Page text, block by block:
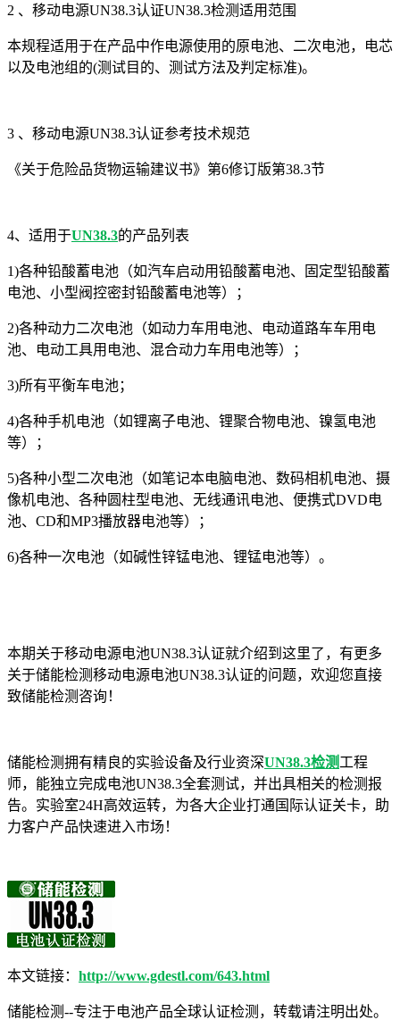
2 、 移动电源UN38.3认证UN38.3检测适用范围
本规程适用于在产品中作电源使用的原电池、二次电池，电芯
以及电池组的(测试目的、测试方法及判定标准)。
3 、移动电源UN38.3认证参考技术规范
《关于危险品货物运输建议书》第6修订版第38.3节
4、适用于UN38.3的产品列表
1)各种铅酸蓄电池（如汽车启动用铅酸蓄电池、固定型铅酸蓄
电池、小型阀控密封铅酸蓄电池等）；
2)各种动力二次电池（如动力车用电池、电动道路车车用电
池、电动工具用电池、混合动力车用电池等）；
3)所有平衡车电池；
4)各种手机电池（如锂离子电池、锂聚合物电池、镍氢电池
等）；
5)各种小型二次电池（如笔记本电脑电池、数码相机电池、摄
像机电池、各种圆柱型电池、无线通讯电池、便携式DVD电
池、CD和MP3播放器电池等）；
6)各种一次电池（如碱性锌锰电池、锂锰电池等）。
本期关于移动电源电池UN38.3认证就介绍到这里了，有更多
关于储能检测移动电源电池UN38.3认证的问题，欢迎您直接
致储能检测咨询！
储能检测拥有精良的实验设备及行业资深UN38.3检测工程
师，能独立完成电池UN38.3全套测试，并出具相关的检测报
告。实验室24H高效运转，为各大企业打通国际认证关卡，助
力客户产品快速进入市场！
本文链接： http://www.gdestl.com/643.html
储能检测--专注于电池产品全球认证检测，转载请注明出处。